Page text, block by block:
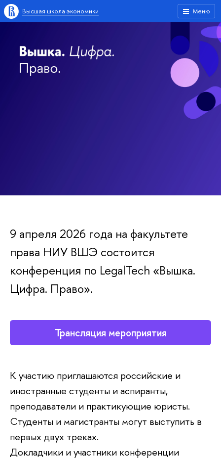
Меню
Высшая школа экономики
9 апреля 2026 года на факультете
права НИУ ВШЭ состоится
конференция по LegalTech «Вышка.
Цифра. Право».
Трансляция мероприятия
К участию приглашаются российские и
иностранные студенты и аспиранты,
преподаватели и практикующие юристы.
Студенты и магистранты могут выступить в
первых двух треках.
Докладчики и участники конференции